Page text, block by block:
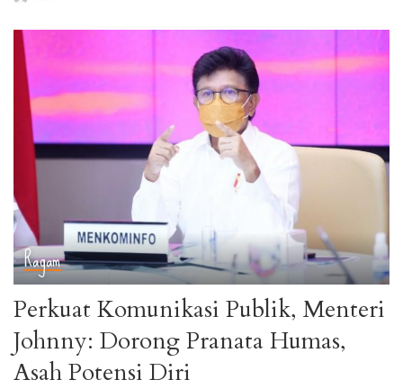
Ragam
Perkuat Komunikasi Publik, Menteri
Johnny: Dorong Pranata Humas,
Asah Potensi Diri